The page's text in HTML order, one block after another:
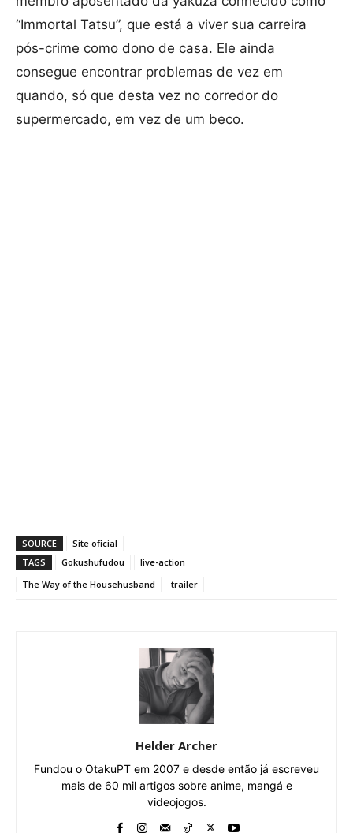
“Immortal Tatsu”, que está a viver sua carreira
pós-crime como dono de casa. Ele ainda
consegue encontrar problemas de vez em
quando, só que desta vez no corredor do
supermercado, em vez de um beco.
SOURCE
Site oficial
TAGS
Gokushufudou
live-action
The Way of the Househusband
trailer
Helder Archer
Fundou o OtakuPT em 2007 e desde então já escreveu
mais de 60 mil artigos sobre anime, mangá e
videojogos.